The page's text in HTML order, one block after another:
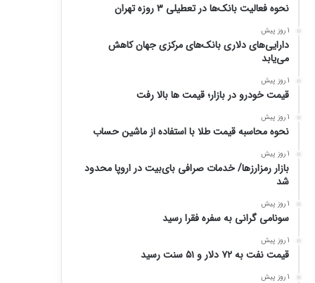
نحوه فعالیت بانک‌ها در تعطیلی ۳ روزه تهران
1 روز پیش
دارایی‌های دلاری بانک‌های مرکزی جهان کاهش
می‌یابد
1 روز پیش
قیمت خودرو در بازار؛ قیمت ها بالا رفت
1 روز پیش
نحوه محاسبه قیمت طلا با استفاده از ماشین حساب
1 روز پیش
بازار رمزارزها/ خدمات صرافی بای‌بیت در اروپا محدود
شد
1 روز پیش
سونامی گرانی به سفره فقرا رسید
1 روز پیش
قیمت نفت به ۷۲ دلار و ۵۱ سنت رسید
1 روز پیش